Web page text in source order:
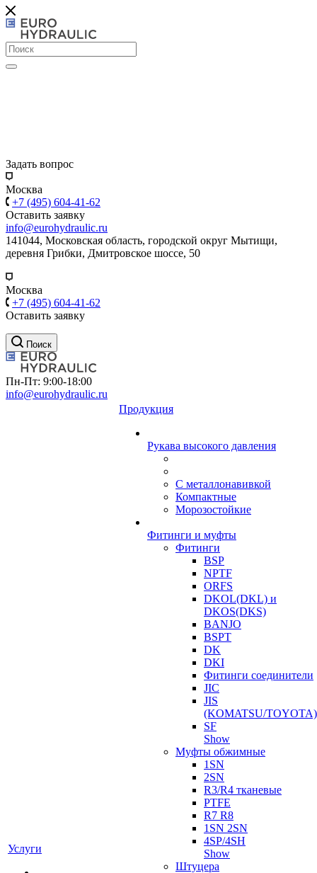
Задать вопрос
Москва
+7 (495) 604-41-62
Оставить заявку
info@eurohydraulic.ru
141044, Московская область, городской округ Мытищи,
деревня Грибки, Дмитровское шоссе, 50
Москва
+7 (495) 604-41-62
Оставить заявку
Поиск
Пн-Пт: 9:00-18:00
info@eurohydraulic.ru
Услуги
Продукция
Рукава высокого давления
С металлонавивкой
Компактные
Морозостойкие
Фитинги и муфты
Фитинги
BSP
NPTF
ORFS
DKOL(DKL) и
DKOS(DKS)
BANJO
BSPT
DK
DKI
Фитинги соединители
JIC
JIS
(KOMATSU/TOYOTA)
SF
Show
Муфты обжимные
1SN
2SN
R3/R4 тканевые
PTFE
R7 R8
1SN 2SN
4SP/4SH
Show
Штуцера